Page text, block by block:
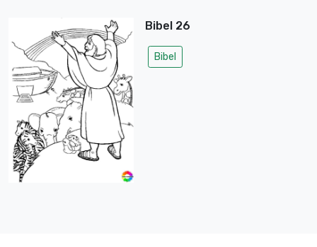
Bibel 26
Bibel